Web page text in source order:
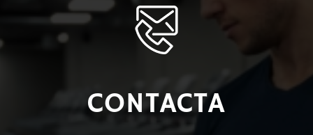
CONTACTA